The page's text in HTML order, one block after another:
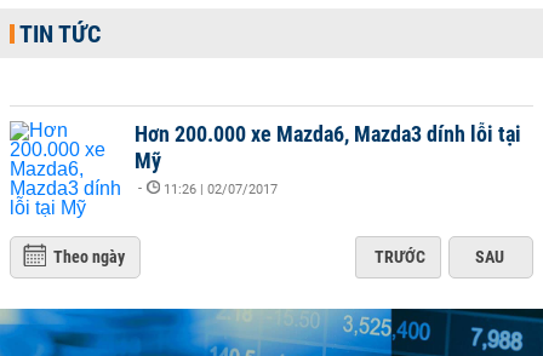
TIN TỨC
Hơn 200.000 xe Mazda6, Mazda3 dính lỗi tại
Mỹ
- 11:26 | 02/07/2017
Theo ngày TRƯỚC SAU